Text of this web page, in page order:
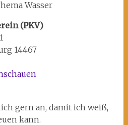
Wasser
(PKV)
14467
gern an, damit ich weiß,
kann.